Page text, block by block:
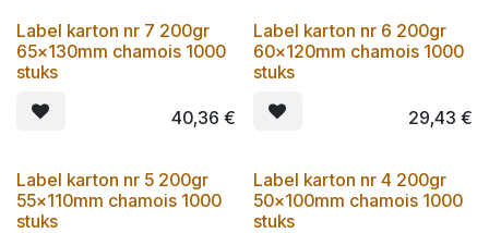
Label karton nr 7 200gr
65x130mm chamois 1000
stuks
40,36 €
Label karton nr 6 200gr
60x120mm chamois 1000
stuks
29,43 €
Label karton nr 5 200gr
55x110mm chamois 1000
stuks
Label karton nr 4 200gr
50x100mm chamois 1000
stuks